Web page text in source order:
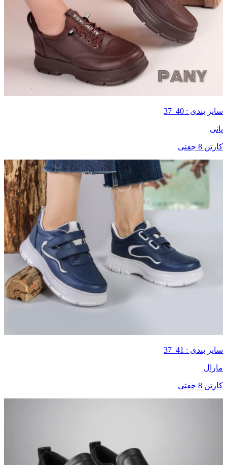
سایز بندی : 40_37
پانی
کارتن 8 جفتی
سایز بندی : 41_37
مارال
کارتن 8 جفتی